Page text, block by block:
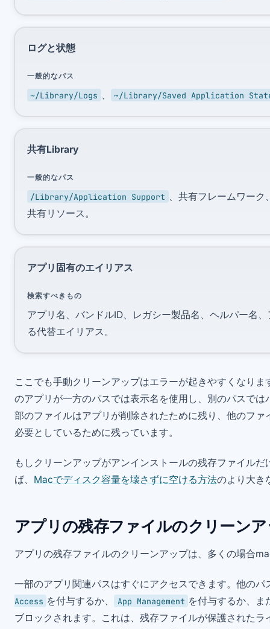
ログと状態
一般的なパス
~/Library/Logs ~/Library/Saved Application
共有Library
一般的なパス
/Library/Application Support
、共有フレームワー
共有リソース。
アプリ固有のエイリアス
検索すべきもの
アプリ名、バンドルID、レガシー製品名、ヘルパー名
る代替エイリアス。
ここでも手動クリーンアップはエラーが起きやすくなり
のアプリが一方のパスでは表示名を使用し、別のパスで
部のファイルはアプリが削除されたために残り、他のフ
必要としているために残っています。
もしクリーンアップがアンインストールの残存ファイル
ば、 Macでディスク容量を壊さずに空ける方法のより大き
アプリの残存ファイルのクリーン
アプリの残存ファイルのクリーンアップは、多くの場合
一部のアプリ関連パスはすぐにアクセスできます。他の
Access を付与するか、 App Management を付与するか、ま
ブロックされます。これは、残存ファイルが保護された